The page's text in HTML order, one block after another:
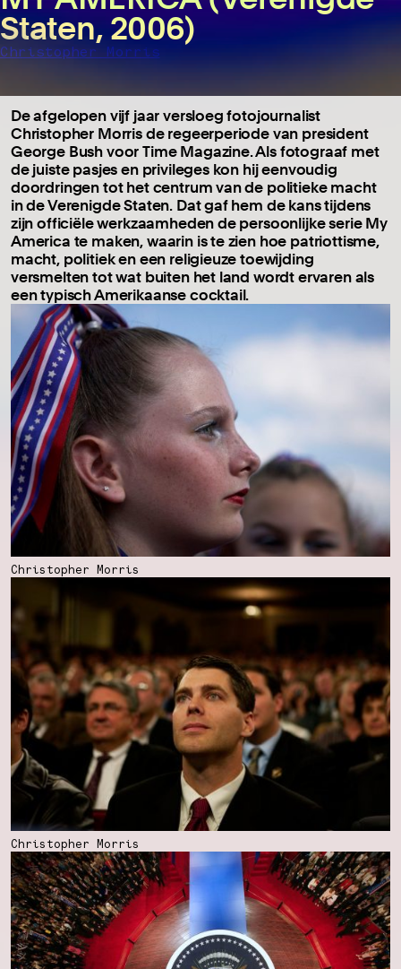
Staten, 2006)
Christopher Morris
De afgelopen vijf jaar versloeg fotojournalist
Christopher Morris de regeerperiode van president
George Bush voor Time Magazine. Als fotograaf met
de juiste pasjes en privileges kon hij eenvoudig
doordringen tot het centrum van de politieke macht
in de Verenigde Staten. Dat gaf hem de kans tijdens
zijn officiële werkzaamheden de persoonlijke serie My
America te maken, waarin is te zien hoe patriottisme,
macht, politiek en een religieuze toewijding
versmelten tot wat buiten het land wordt ervaren als
een typisch Amerikaanse cocktail.
Christopher Morris
Christopher Morris